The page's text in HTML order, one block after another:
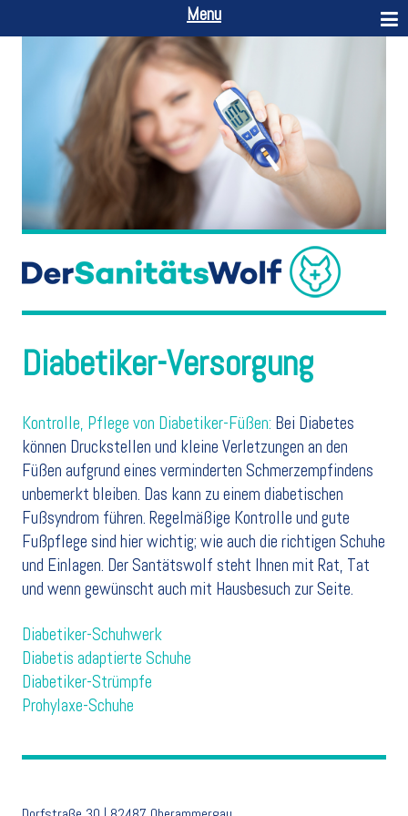
Diabetiker-Versorgung
Kontrolle, Pflege von Diabetiker-Füßen: Bei Diabetes
können Druckstellen und kleine Verletzungen an den
Füßen aufgrund eines verminderten Schmerzempfindens
unbemerkt bleiben. Das kann zu einem diabetischen
Fußsyndrom führen. Regelmäßige Kontrolle und gute
Fußpflege sind hier wichtig; wie auch die richtigen Schuhe
und Einlagen. Der Santätswolf steht Ihnen mit Rat, Tat
und wenn gewünscht auch mit Hausbesuch zur Seite.
Diabetiker-Schuhwerk
Diabetis adaptierte Schuhe
Diabetiker-Strümpfe
Prohylaxe-Schuhe
Menu